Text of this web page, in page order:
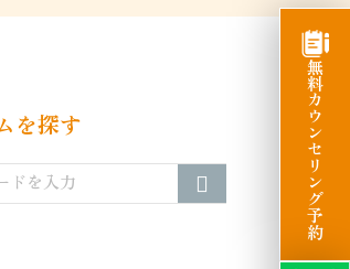
無料カウンセリング予約
を探す